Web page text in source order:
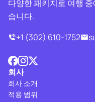
다양한 패키지로 여행
습니다.
+1 (302) 610-1752
회사
회사 소개
적용 범위